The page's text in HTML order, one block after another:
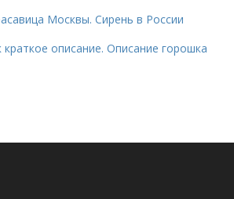
Москвы. Сирень в России
описание. Описание горошка